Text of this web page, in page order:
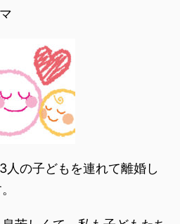
の子どもを連れて離婚し